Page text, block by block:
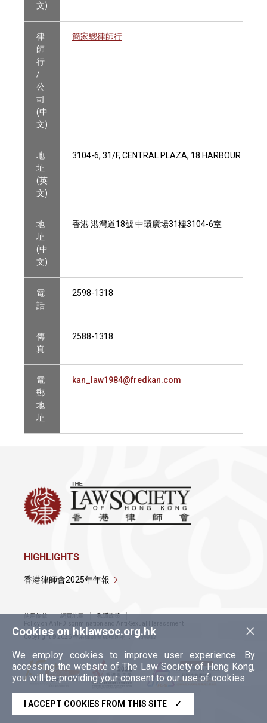
文)
律
師
行
/
公
司
(中
文)
簡家驄律師行
地
址
(英
文)
3104-6, 31/F, CENTRAL PLAZA, 18 HARBOUR ROAD,
地
址
(中
文)
香港 港灣道18號 中環廣場31樓3104-6室
電
話
2598-1318
傳
真
2588-1318
電
郵
地
址
kan_law1984@fredkan.com
×
Cookies on hklawsoc.org.hk
We employ cookies to improve user experience. By
accessing the website of The Law Society of Hong Kong,
you will be providing your consent to our use of cookies.
I ACCEPT COOKIES FROM THIS SITE ✓
HIGHLIGHTS
香港律師會2025年年報
使用條款 網頁地圖
私隱政策
Policy on Anti-Discrimination and Anti-Sexual Harassment
Copyright © 2026 香港律師會版權所有，不得轉載